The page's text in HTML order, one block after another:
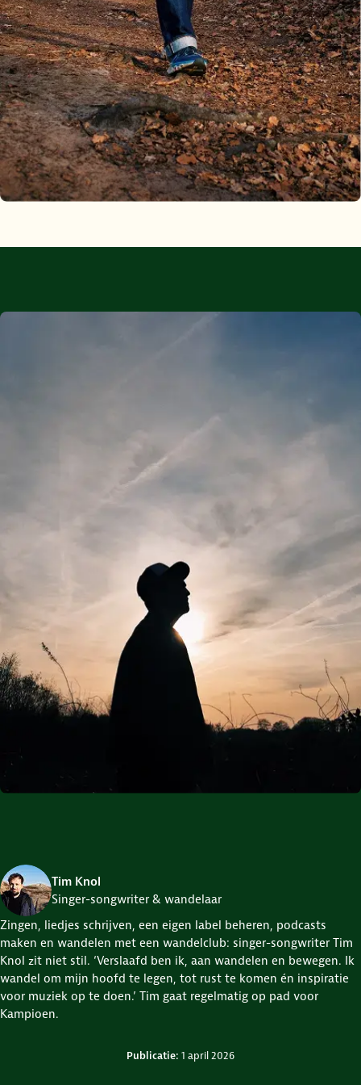
Tim Knol
Singer-songwriter & wandelaar
Zingen, liedjes schrijven, een eigen label beheren, podcasts
maken en wandelen met een wandelclub: singer-songwriter Tim
Knol zit niet stil. ‘Verslaafd ben ik, aan wandelen en bewegen. Ik
wandel om mijn hoofd te legen, tot rust te komen én inspiratie
voor muziek op te doen.’ Tim gaat regelmatig op pad voor
Kampioen.
Publicatie: 1 april 2026